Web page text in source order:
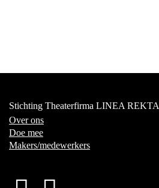
Stichting Theaterfirma LINEA REKTA
Over ons
Doe mee
Makers/medewerkers